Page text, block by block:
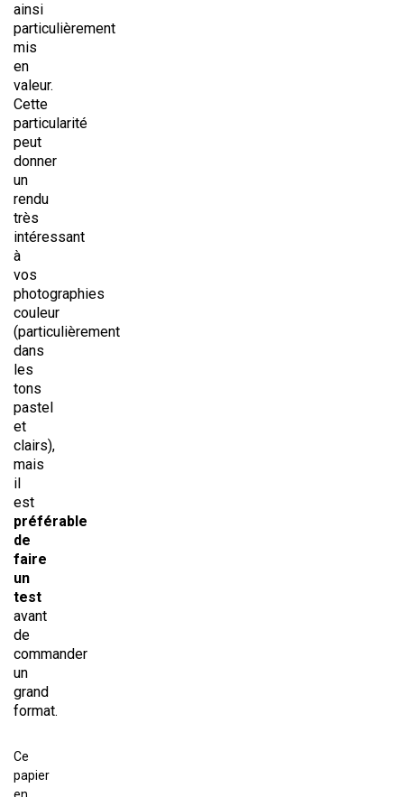
ainsi
particulièrement
mis
en
valeur.
Cette
particularité
peut
donner
un
rendu
très
intéressant
à
vos
photographies
couleur
(particulièrement
dans
les
tons
pastel
et
clairs),
mais
il
est
préférable
de
faire
un
test
avant
de
commander
un
grand
format.
Ce
papier